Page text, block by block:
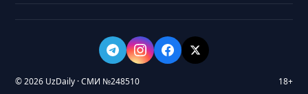
© 2026 UzDaily · СМИ №248510 18+